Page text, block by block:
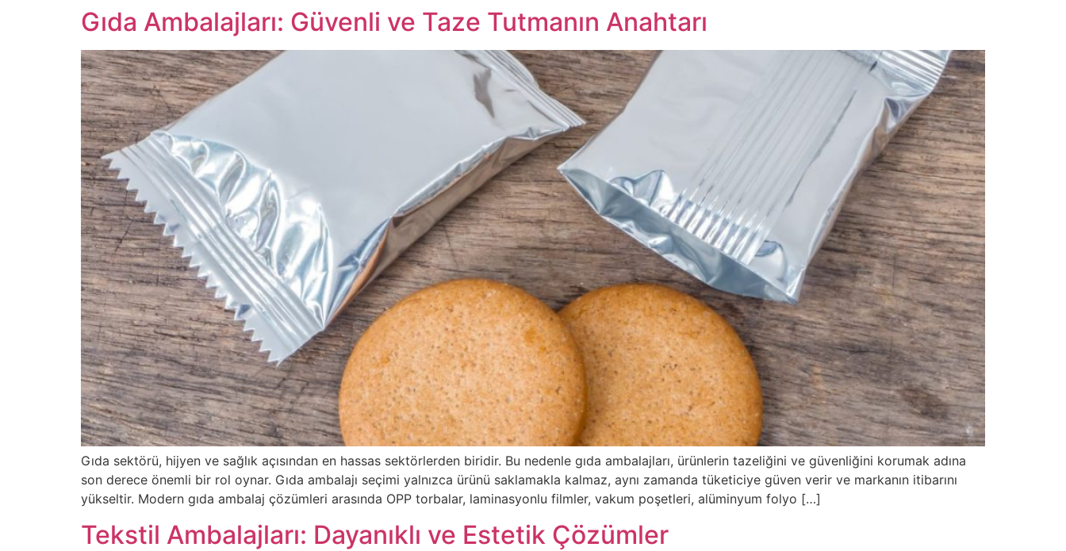
Gıda Ambalajları: Güvenli ve Taze Tutmanın Anahtarı
Gıda sektörü, hijyen ve sağlık açısından en hassas sektörlerden biridir. Bu nedenle gıda ambalajları, ürünlerin tazeliğini ve güvenliğini korumak adına
son derece önemli bir rol oynar. Gıda ambalajı seçimi yalnızca ürünü saklamakla kalmaz, aynı zamanda tüketiciye güven verir ve markanın itibarını
yükseltir. Modern gıda ambalaj çözümleri arasında OPP torbalar, laminasyonlu filmler, vakum poşetleri, alüminyum folyo […]
Tekstil Ambalajları: Dayanıklı ve Estetik Çözümler